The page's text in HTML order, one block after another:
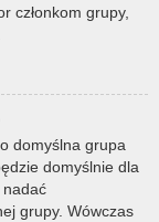
członkom grupy,
domyślna grupa
domyślnie dla
nadać
grupy. Wówczas